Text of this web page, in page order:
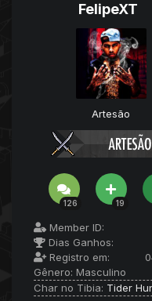
FelipeXT
Artesão
126 19
Member ID:
Dias Ganhos:
Registro em:
Gênero: Masculino
Char no Tibia: Tider